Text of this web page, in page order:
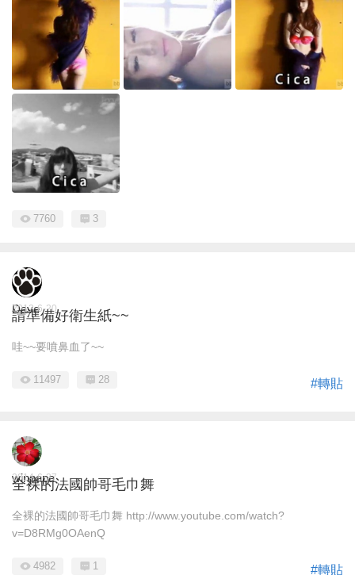
7760 3
Dave
2012-6-20
請準備好衛生紙~~
哇~~要噴鼻血了~~
#轉貼
11497 28
winpapa
2014-6-27
全裸的法國帥哥毛巾舞
全裸的法國帥哥毛巾舞 http://www.youtube.com/watch?
v=D8RMg0OAenQ
#轉貼
4982 1